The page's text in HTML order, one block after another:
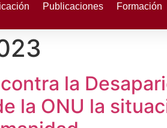
Publicaciones Formación
la
la ONU la